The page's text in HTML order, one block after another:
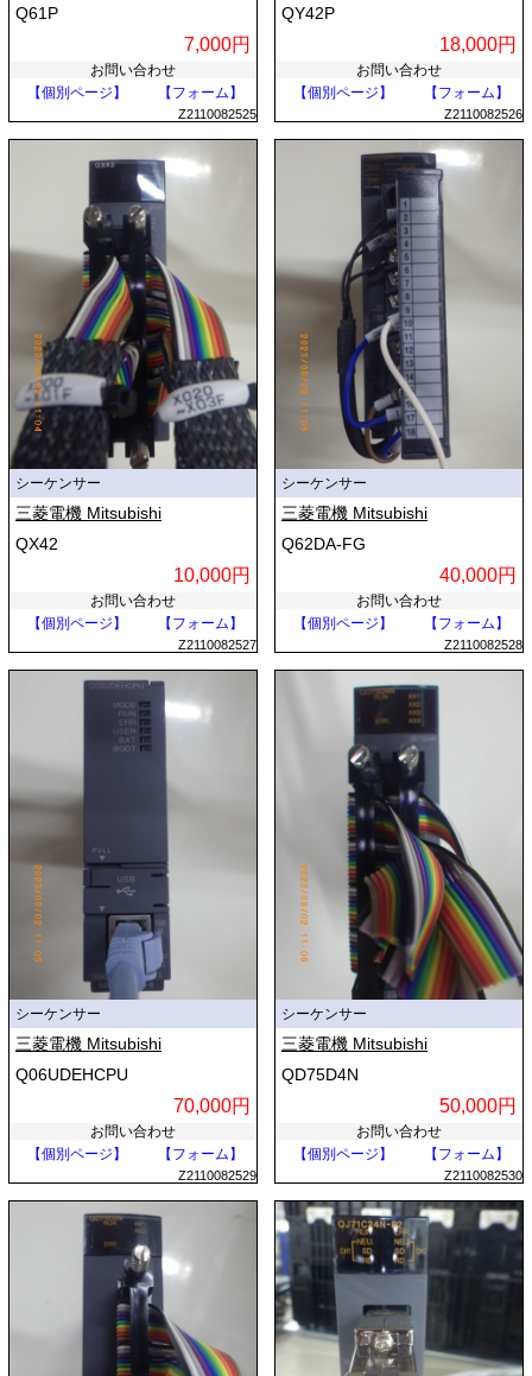
Q61P
7,000円
お問い合わせ
【個別ページ】
【フォーム】
Z2110082525
QY42P
18,000円
お問い合わせ
【個別ページ】
【フォーム】
Z2110082526
シーケンサー
三菱電機 Mitsubishi
QX42
10,000円
お問い合わせ
【個別ページ】
【フォーム】
Z2110082527
シーケンサー
三菱電機 Mitsubishi
Q62DA-FG
40,000円
お問い合わせ
【個別ページ】
【フォーム】
Z2110082528
シーケンサー
三菱電機 Mitsubishi
Q06UDEHCPU
70,000円
お問い合わせ
【個別ページ】
【フォーム】
Z2110082529
シーケンサー
三菱電機 Mitsubishi
QD75D4N
50,000円
お問い合わせ
【個別ページ】
【フォーム】
Z2110082530